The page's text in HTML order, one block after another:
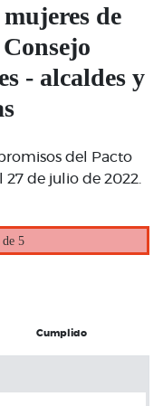
de
- alcaldes y
del Pacto
de julio de 2022.
5
Cumplido